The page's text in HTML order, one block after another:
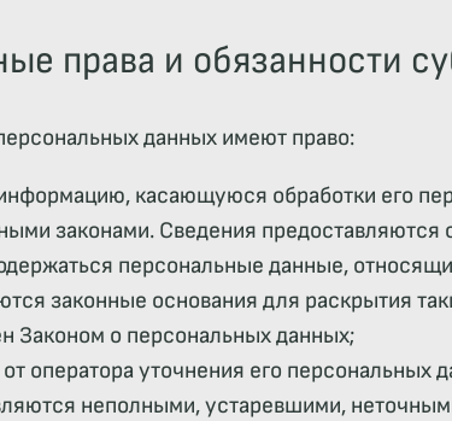
права и обязанности
данных имеют право:
касающуюся обработки его
законами. Сведения
персональные данные,
законные основания для раскрытия
Законом о персональных данных;
от оператора уточнения его
неполными, устаревшими,